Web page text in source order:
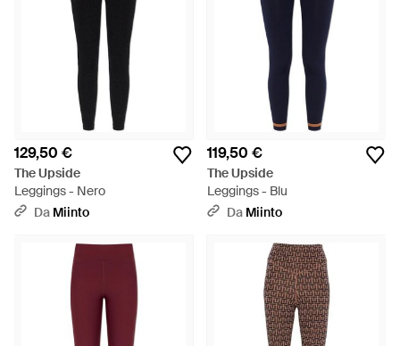
129,50 €
The Upside
Leggings - Nero
Da Miinto
119,50 €
The Upside
Leggings - Blu
Da Miinto